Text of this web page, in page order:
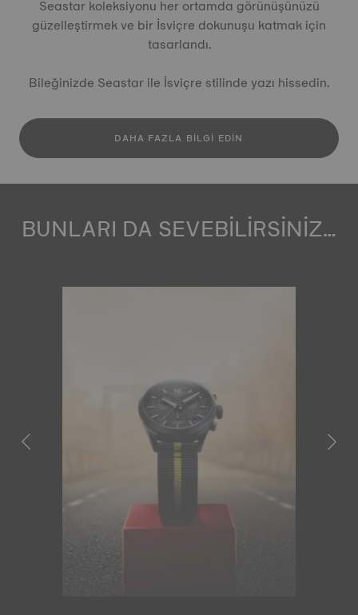
Seastar koleksiyonu her ortamda görünüşünüzü
güzelleştirmek ve bir İsviçre dokunuşu katmak için
tasarlandı.
Bileğinizde Seastar ile İsviçre stilinde yazı hissedin.
DAHA FAZLA BILGI EDIN
BUNLARI DA SEVEBİLİRSİNİZ…